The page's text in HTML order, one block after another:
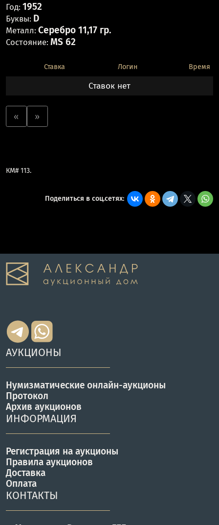
Год: 1952
Буквы: D
Металл: Серебро 11,17 гр.
Состояние: MS 62
Ставка Логин Время
Ставок нет
« »
КМ# 113.
Поделиться в соц.сетях:
АУКЦИОНЫ
Нумизматические онлайн-аукционы
Протокол
Архив аукционов
ИНФОРМАЦИЯ
Регистрация на аукционы
Правила аукционов
Доставка
Оплата
КОНТАКТЫ